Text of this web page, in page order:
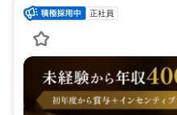
正社員